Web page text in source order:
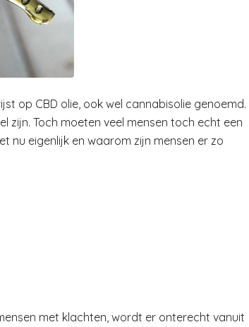
op CBD olie, ook wel cannabisolie genoemd.
zijn. Toch moeten veel mensen toch echt een
nu eigenlijk en waarom zijn mensen er zo
met klachten, wordt er onterecht vanuit